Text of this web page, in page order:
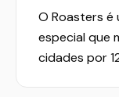
O Roasters
especial que
cidades por